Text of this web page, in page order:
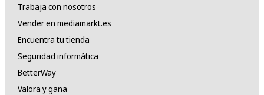
Trabaja con nosotros
Vender en mediamarkt.es
Encuentra tu tienda
Seguridad informática
BetterWay
Valora y gana